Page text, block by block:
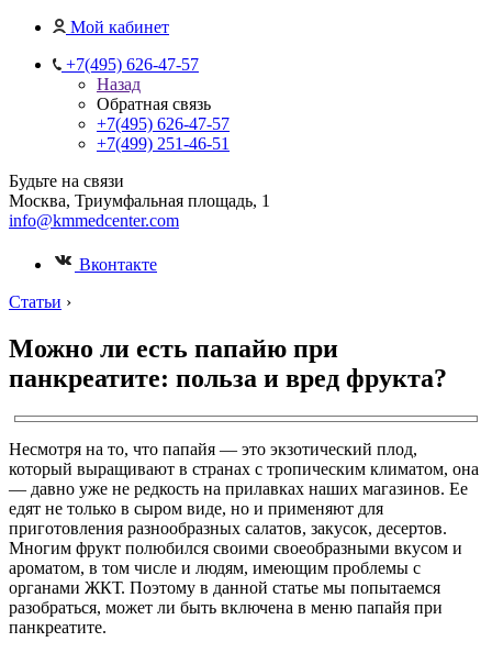
Мой кабинет
+7(495) 626-47-57
Назад
Обратная связь
+7(495) 626-47-57
+7(499) 251-46-51
Будьте на связи
Москва, Триумфальная площадь, 1
info@kmmedcenter.com
Вконтакте
Статьи ›
Можно ли есть папайю при
панкреатите: польза и вред фрукта?
Несмотря на то, что папайя — это экзотический плод,
который выращивают в странах с тропическим климатом, она
— давно уже не редкость на прилавках наших магазинов. Ее
едят не только в сыром виде, но и применяют для
приготовления разнообразных салатов, закусок, десертов.
Многим фрукт полюбился своими своеобразными вкусом и
ароматом, в том числе и людям, имеющим проблемы с
органами ЖКТ. Поэтому в данной статье мы попытаемся
разобраться, может ли быть включена в меню папайя при
панкреатите.